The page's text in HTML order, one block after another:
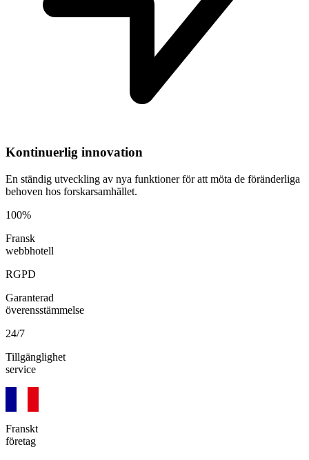
Kontinuerlig innovation
En ständig utveckling av nya funktioner för att möta de föränderliga
behoven hos forskarsamhället.
100%
Fransk
webbhotell
RGPD
Garanterad
överensstämmelse
24/7
Tillgänglighet
service
Franskt
företag